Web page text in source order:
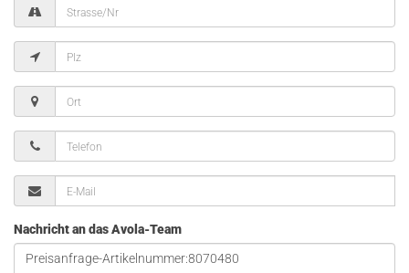
Nachricht an das Avola-Team